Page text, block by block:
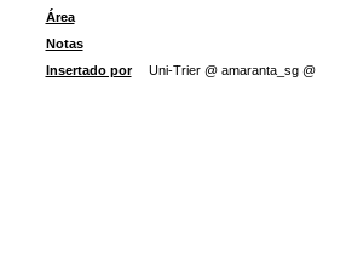
Área
Notas
Insertado por
Uni-Trier @ amaranta_sg @